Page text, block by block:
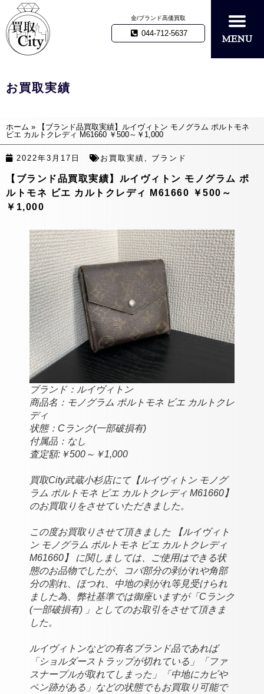
金/ブランド高価買取
044-712-5637
お買取実績
ホーム »
【ブランド品買取実績】ルイヴィトン モノグラム ポルトモネ
ビエ カルトクレディ M61660 ￥500～￥1,000
2022年3月17日 お買取実績 ブランド
【ブランド品買取実績】ルイヴィトン モノグラム ポ
ルトモネ ビエ カルトクレディ M61660 ￥500～
￥1,000
ブランド：ルイヴィトン
商品名：モノグラム ポルトモネ ビエ カルトクレ
ディ
状態：Cランク(一部破損有)
付属品：なし
査定額:￥500～￥1,000
買取City武蔵小杉店にて【ルイヴィトン モノグ
ラム ポルトモネ ビエ カルトクレディ M61660】
のお買取りをさせていただきました。
この度お買取りさせて頂きました 【ルイヴィト
ン モノグラム ポルトモネ ビエ カルトクレディ
M61660】 に関しましては、ご使用はできる状
態のお品物でしたが、コバ部分の剥がれや角部
分の割れ、ほつれ、中地の剥がれ等見受けられ
ました為、弊社基準では御座いますが「Cランク
(一部破損有) 」としてのお取引をさせて頂きま
した。
ルイヴィトンなどの有名ブランド品であれば
「ショルダーストラップが切れている」「ファ
スナープルが取れてしまった」「中地にカビや
ペン跡がある」などの状態でもお買取り可能で